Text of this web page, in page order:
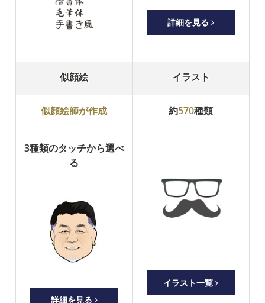
詳細を見る
似顔絵
似顔絵師が作成
3種類のタッチから選べ
る
詳細を見る
イラスト
約570種類
イラスト一覧